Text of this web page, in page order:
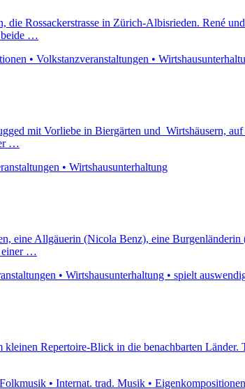
Rossackerstrasse in Zürich-Albisrieden. René
beide …
• Volkstanzveranstaltungen •
mit Vorliebe in Biergärten und Wirtshäusern,
…
• Wirtshausunterhaltung
eine Allgäuerin (Nicola Benz), eine
einer …
• Wirtshausunterhaltung • spielt
Repertoire-Blick in die benachbarten
• Internat. trad. Musik •